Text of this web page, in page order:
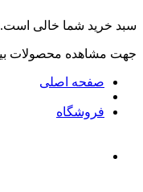
سبد خرید شما خالی است.
جهت مشاهده محصولات
صفحه اصلی
فروشگاه